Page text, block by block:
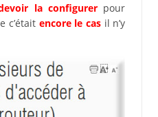
la configurerpour
c’était encore le casil n’y